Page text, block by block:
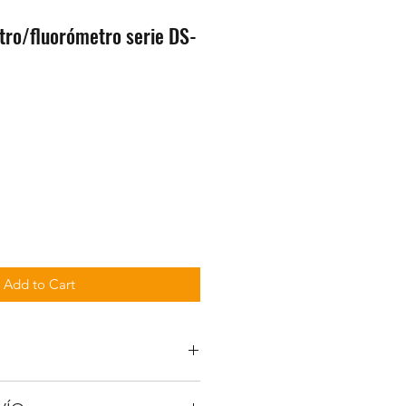
fluorómetro serie DS-
Add to Cart